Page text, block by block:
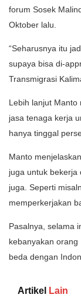
forum Sosek
Oktober lalu.
“Seharusnya itu
supaya bisa di-
Transmigrasi
Lebih lanjut Manto
jasa tenaga kerja
hanya tinggal
Manto
juga untuk bekerja
juga. Seperti
memperkerjakan
Pasalnya, selama
kebanyakan
beda dengan
Artikel Lain